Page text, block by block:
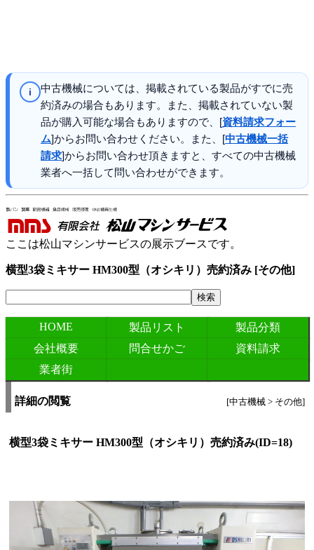
i
中古機械については、掲載されている製品がすでに売
約済みの場合もあります。また、掲載されていない製
品が購入可能な場合もありますので、[資料請求フォー
ム]からお問い合わせください。また、[中古機械一括
請求]からお問い合わせ頂きますと、すべての中古機械
業者へ一括して問い合わせができます。
ここは松山マシンサービスの展示ブースです。
横型3袋ミキサー HM300型（オシキリ）売約済み [その他]
HOME 製品リスト
製品分類
会社概要
問合せかご
資料請求
業者街
詳細の閲覧 [中古機械 > その他]
横型3袋ミキサー HM300型（オシキリ）売約済み(ID=18)